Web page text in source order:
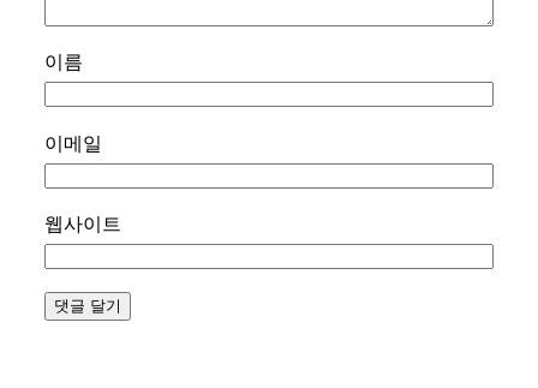
이름
이메일
웹사이트